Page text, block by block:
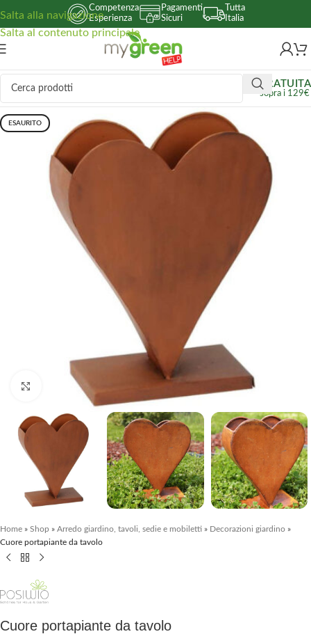
Salta alla navigazione
Salta al contenuto principale
Competenza
Esperienza
Pagamenti
Sicuri
Tutta
Italia
GRATUITA
sopra i 129€
ESAURITO
Clicca per ingrandire
Home » Shop » Arredo giardino, tavoli, sedie e mobiletti » Decorazioni giardino »
Cuore portapiante da tavolo
Cuore portapiante da tavolo